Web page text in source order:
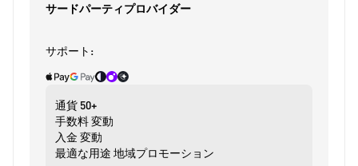
サードパーティプロバイダー
サポート:
通貨 50+
手数料変動
入金 変動
最適な用途 地域プロモーション